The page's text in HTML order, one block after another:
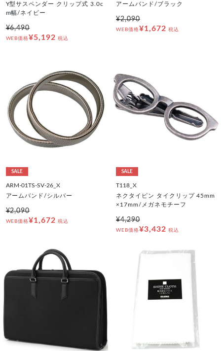
Y型サスペンダー クリップ式 3.0c
m幅/ネイビー
¥6,490
WEB価格¥5,192 税込
アームバンド/ブラック
¥2,090
WEB価格¥1,672 税込
SALE
ARM-01TS-SV-26_X
アームバンド/シルバー
¥2,090
WEB価格¥1,672 税込
SALE
T118_X
ネクタイピン タイクリップ 45mm
×17mm/メガネモチーフ
¥4,290
WEB価格¥3,432 税込